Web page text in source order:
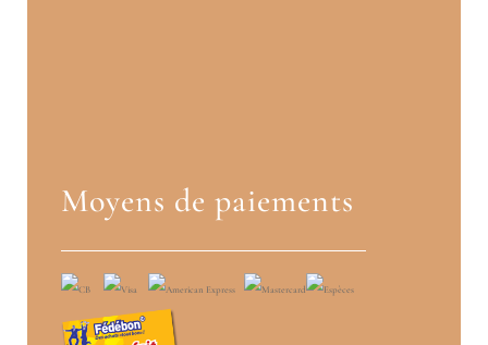
Moyens de paiements